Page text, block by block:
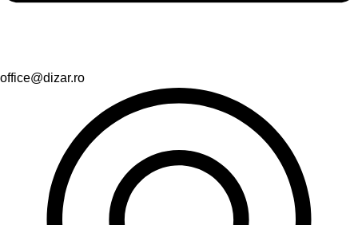
office@dizar.ro